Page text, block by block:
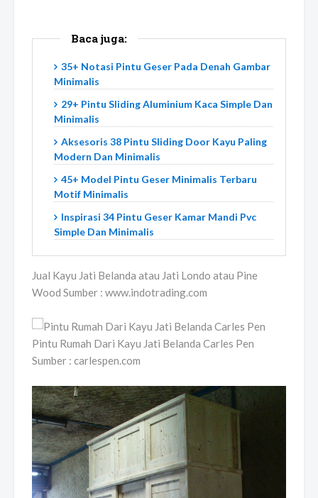
Baca juga:
35+ Notasi Pintu Geser Pada Denah Gambar
Minimalis
29+ Pintu Sliding Aluminium Kaca Simple Dan
Minimalis
Aksesoris 38 Pintu Sliding Door Kayu Paling
Modern Dan Minimalis
45+ Model Pintu Geser Minimalis Terbaru
Motif Minimalis
Inspirasi 34 Pintu Geser Kamar Mandi Pvc
Simple Dan Minimalis
Jual Kayu Jati Belanda atau Jati Londo atau Pine
Wood Sumber : www.indotrading.com
Pintu Rumah Dari Kayu Jati Belanda Carles Pen
Sumber : carlespen.com